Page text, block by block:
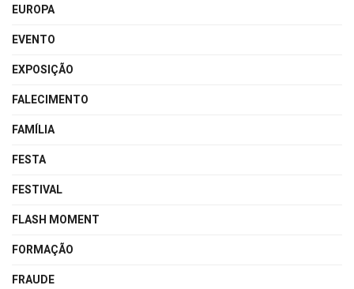
EUROPA
EVENTO
EXPOSIÇÃO
FALECIMENTO
FAMÍLIA
FESTA
FESTIVAL
FLASH MOMENT
FORMAÇÃO
FRAUDE